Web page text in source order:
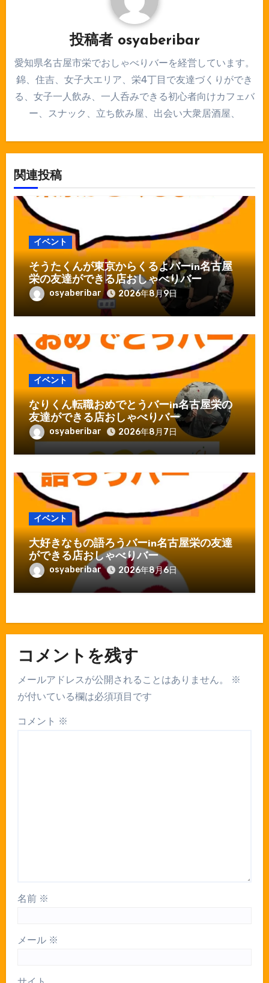
投稿者 osyaberibar
愛知県名古屋市栄でおしゃべりバーを経営しています。
錦、住吉、女子大エリア、栄4丁目で友達づくりができ
る、女子一人飲み、一人呑みできる初心者向けカフェバ
ー、スナック、立ち飲み屋、出会い大衆居酒屋、
関連投稿
イベント
そうたくんが東京からくるよバーin名古屋
栄の友達ができる店おしゃべりバー
osyaberibar 2026年8月9日
イベント
なりくん転職おめでとうバーin名古屋栄の
友達ができる店おしゃべりバー
osyaberibar 2026年8月7日
イベント
大好きなもの語ろうバーin名古屋栄の友達
ができる店おしゃべりバー
osyaberibar 2026年8月6日
コメントを残す
メールアドレスが公開されることはありません。
※
が付いている欄は必須項目です
コメント ※
名前 ※
メール ※